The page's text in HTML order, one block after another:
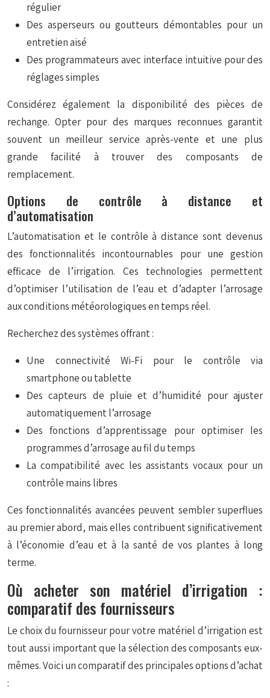
régulier
Des asperseurs ou goutteurs démontables pour un
entretien aisé
Des programmateurs avec interface intuitive pour des
réglages simples
Considérez également la disponibilité des pièces de
rechange. Opter pour des marques reconnues garantit
souvent un meilleur service après-vente et une plus
grande facilité à trouver des composants de
remplacement.
Options de contrôle à distance et
d’automatisation
L’automatisation et le contrôle à distance sont devenus
des fonctionnalités incontournables pour une gestion
efficace de l’irrigation. Ces technologies permettent
d’optimiser l’utilisation de l’eau et d’adapter l’arrosage
aux conditions météorologiques en temps réel.
Recherchez des systèmes offrant :
Une connectivité Wi-Fi pour le contrôle via
smartphone ou tablette
Des capteurs de pluie et d’humidité pour ajuster
automatiquement l’arrosage
Des fonctions d’apprentissage pour optimiser les
programmes d’arrosage au fil du temps
La compatibilité avec les assistants vocaux pour un
contrôle mains libres
Ces fonctionnalités avancées peuvent sembler superflues
au premier abord, mais elles contribuent significativement
à l’économie d’eau et à la santé de vos plantes à long
terme.
Où acheter son matériel d’irrigation :
comparatif des fournisseurs
Le choix du fournisseur pour votre matériel d’irrigation est
tout aussi important que la sélection des composants eux-
mêmes. Voici un comparatif des principales options d’achat
: